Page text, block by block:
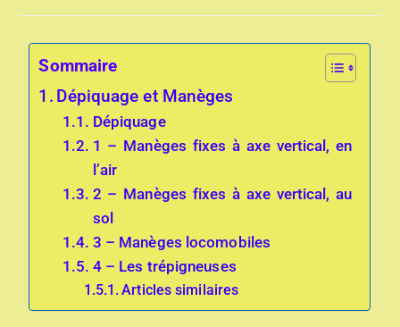
Sommaire
Dépiquage et Manèges
Dépiquage
1 – Manèges fixes à axe vertical, en
l’air
2 – Manèges fixes à axe vertical, au
sol
3 – Manèges locomobiles
4 – Les trépigneuses
Articles similaires